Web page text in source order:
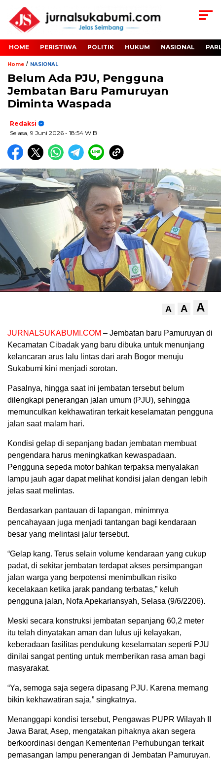
HOME PERISTIWA POLITIK HUKUM NASIONAL
Home / NASIONAL
Belum Ada PJU, Pengguna
Jembatan Baru Pamuruyan
Diminta Waspada
Redaksi
Selasa, 9 Juni 2026 - 18:54 WIB
A A A
JURNALSUKABUMI.COM – Jembatan baru Pamuruyan di
Kecamatan Cibadak yang baru dibuka untuk menunjang
kelancaran arus lalu lintas dari arah Bogor menuju
Sukabumi kini menjadi sorotan.
Pasalnya, hingga saat ini jembatan tersebut belum
dilengkapi penerangan jalan umum (PJU), sehingga
memunculkan kekhawatiran terkait keselamatan pengguna
jalan saat malam hari.
Kondisi gelap di sepanjang badan jembatan membuat
pengendara harus meningkatkan kewaspadaan.
Pengguna sepeda motor bahkan terpaksa menyalakan
lampu jauh agar dapat melihat kondisi jalan dengan lebih
jelas saat melintas.
Berdasarkan pantauan di lapangan, minimnya
pencahayaan juga menjadi tantangan bagi kendaraan
besar yang melintasi jalur tersebut.
“Gelap kang. Terus selain volume kendaraan yang cukup
padat, di sekitar jembatan terdapat akses persimpangan
jalan warga yang berpotensi menimbulkan risiko
kecelakaan ketika jarak pandang terbatas,” keluh
pengguna jalan, Nofa Apekariansyah, Selasa (9/6/2206).
Meski secara konstruksi jembatan sepanjang 60,2 meter
itu telah dinyatakan aman dan lulus uji kelayakan,
keberadaan fasilitas pendukung keselamatan seperti PJU
dinilai sangat penting untuk memberikan rasa aman bagi
masyarakat.
“Ya, semoga saja segera dipasang PJU. Karena memang
bikin kekhawatiran saja,” singkatnya.
Menanggapi kondisi tersebut, Pengawas PUPR Wilayah II
Jawa Barat, Asep, mengatakan pihaknya akan segera
berkoordinasi dengan Kementerian Perhubungan terkait
pemasangan lampu penerangan di Jembatan Pamuruyan.